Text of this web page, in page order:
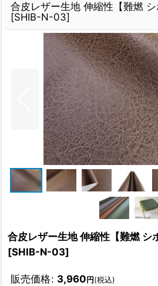
合皮レザー生地 伸縮性【難燃 シ
[SHIB-N-03]
合皮レザー生地 伸縮性【難燃 シ
[SHIB-N-03]
販売価格: 3,960円(税込)